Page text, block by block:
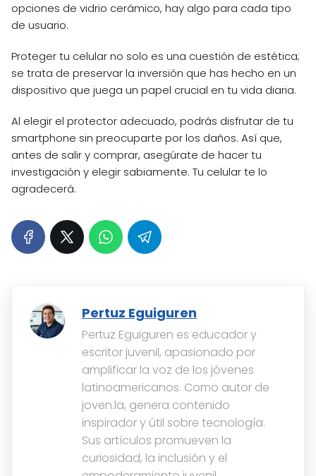
opciones de vidrio cerámico, hay algo para cada tipo
de usuario.
Proteger tu celular no solo es una cuestión de estética;
se trata de preservar la inversión que has hecho en un
dispositivo que juega un papel crucial en tu vida diaria.
Al elegir el protector adecuado, podrás disfrutar de tu
smartphone sin preocuparte por los daños. Así que,
antes de salir y comprar, asegúrate de hacer tu
investigación y elegir sabiamente. Tu celular te lo
agradecerá.
Pertuz Eguiguren
Pertuz Eguiguren es educador y
escritor juvenil, apasionado por
amplificar la voz de los jóvenes
latinoamericanos. Como autor de
joven.la, genera contenido
inspirador y útil sobre tecnología.
Sus artículos promueven la
curiosidad, la inclusión y el